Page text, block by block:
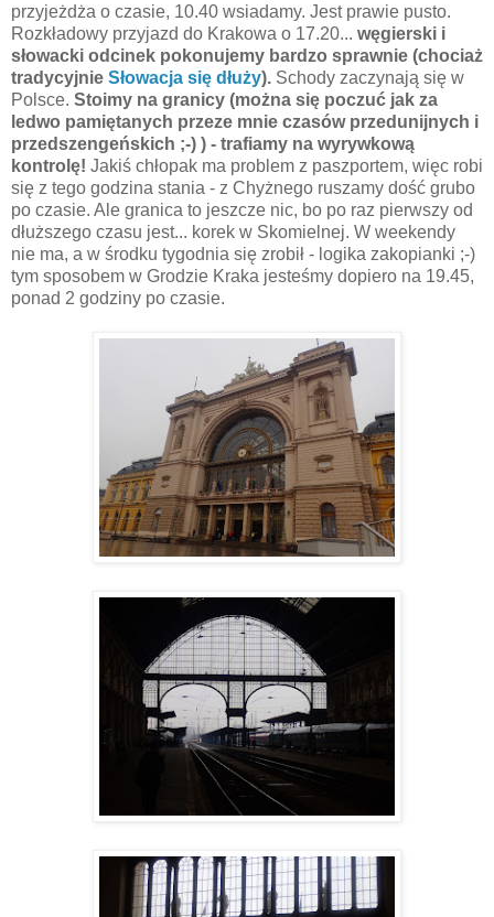
przyjeżdża o czasie, 10.40 wsiadamy. Jest prawie pusto.
Rozkładowy przyjazd do Krakowa o 17.20... węgierski i
słowacki odcinek pokonujemy bardzo sprawnie (chociaż
tradycyjnie Słowacja się dłuży). Schody zaczynają się w
Polsce. Stoimy na granicy (można się poczuć jak za
ledwo pamiętanych przeze mnie czasów przedunijnych i
przedszengeńskich ;-) ) - trafiamy na wyrywkową
kontrolę! Jakiś chłopak ma problem z paszportem, więc robi
się z tego godzina stania - z Chyżnego ruszamy dość grubo
po czasie. Ale granica to jeszcze nic, bo po raz pierwszy od
dłuższego czasu jest... korek w Skomielnej. W weekendy
nie ma, a w środku tygodnia się zrobił - logika zakopianki ;-)
tym sposobem w Grodzie Kraka jesteśmy dopiero na 19.45,
ponad 2 godziny po czasie.